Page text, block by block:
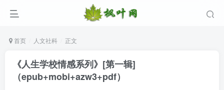
首页 人文社科 正文
《人生学校情感系列》[第一辑]
（epub+mobi+azw3+pdf）